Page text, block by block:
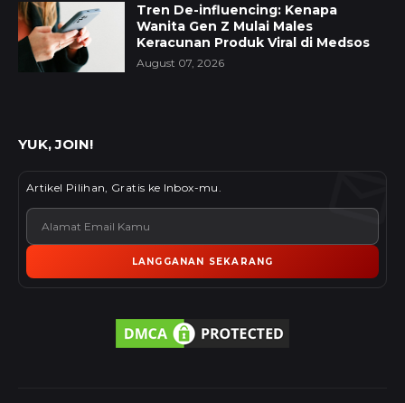
Tren De-influencing: Kenapa
Wanita Gen Z Mulai Males
Keracunan Produk Viral di Medsos
August 07, 2026
YUK, JOIN!
Artikel Pilihan, Gratis ke Inbox-mu.
LANGGANAN SEKARANG